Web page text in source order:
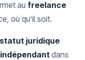
au freelance
où qu’il soit.
statut juridique
dans